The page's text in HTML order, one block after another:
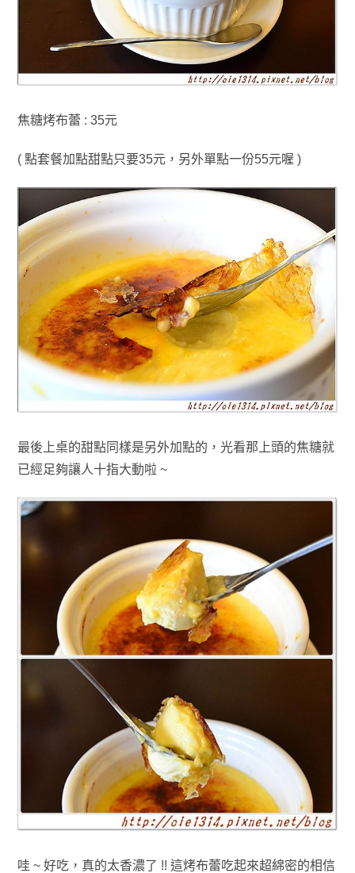
焦糖烤布蕾 : 35元
( 點套餐加點甜點只要35元，另外單點一份55元喔 )
最後上桌的甜點同樣是另外加點的 ，光看那 上頭的焦糖就
已經足夠讓人十指大動啦 ~
哇 ~ 好吃， 真的太香濃了 !! 這烤布蕾吃起來超綿密的相信